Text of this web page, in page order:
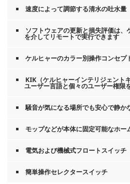
速度によって調節する清水の吐水量
ソフトウェアの更新と損失評価は、
を介してリモートで実行できます
ケルヒャーのカラー別操作コンセプ
KIK（ケルヒャーインテリジェント
ユーザー言語と個々のユーザー権限
騒音が気になる場所でも安心で静か
モップなどが本体に固定可能なホー
電気および機械式フロートスイッチ
簡単操作セレクタースイッチ